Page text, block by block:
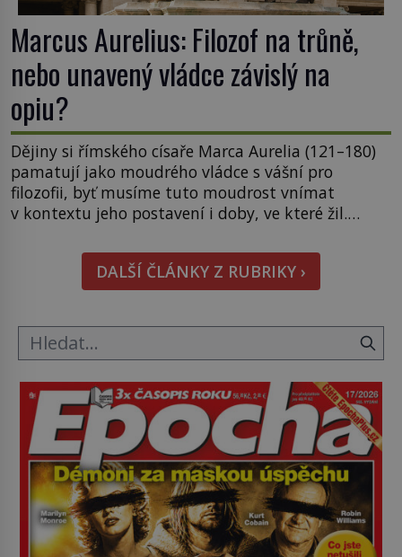
Marcus Aurelius: Filozof na trůně,
nebo unavený vládce závislý na
opiu?
Dějiny si římského císaře Marca Aurelia (121–180)
pamatují jako moudrého vládce s vášní pro
filozofii, byť musíme tuto moudrost vnímat
v kontextu jeho postavení i doby, ve které žil.
pravdu na padrť a prohlásit, že to byl jen životem
unavený a drogou ovládaný muž? Marcus Aurelius
byl zastáncem stoicismu, učení, […]
DALŠÍ ČLÁNKY Z RUBRIKY ›